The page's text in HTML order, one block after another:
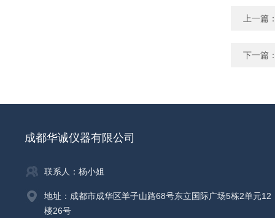
上一篇
下一篇
成都华诚仪器有限公司
联系人：杨小姐
地址：成都市成华区羊子山路68号东立国际广场5栋2单元12
楼26号